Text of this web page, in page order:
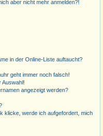
aber nicht mehr anmelden?!
in der Online-Liste auftaucht?
geht immer noch falsch!
Auswahl!
angezeigt werden?
klicke, werde ich aufgefordert, mich